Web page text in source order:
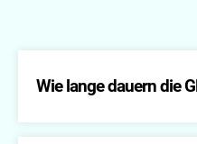
Wie lange dauern die
Die Dauer hängt